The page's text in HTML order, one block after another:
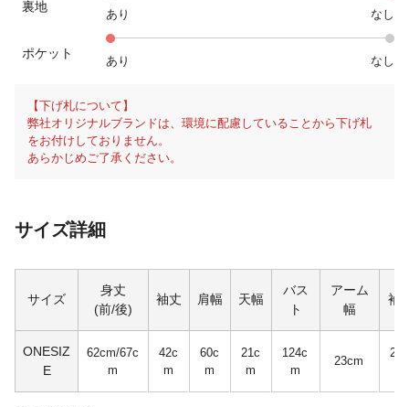
裏地
あり なし
ポケット
あり なし
【下げ札について】
弊社オリジナルブランドは、環境に配慮していることから下げ札
をお付けしておりません。
あらかじめご了承ください。
サイズ詳細
サイズ
身丈
(前/後)
袖丈 肩幅 天幅
バス
ト
アーム
幅
袖
ONESIZ
E
62cm/67c
m
42c
m
60c
m
21c
m
124c
m
23cm
22c